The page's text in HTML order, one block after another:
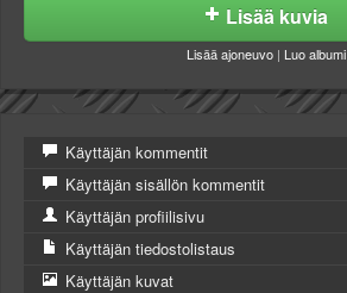
Lisää kuvia
Lisää ajoneuvo | Luo albumi
Käyttäjän kommentit
Käyttäjän sisällön kommentit
Käyttäjän profiilisivu
Käyttäjän tiedostolistaus
Käyttäjän kuvat